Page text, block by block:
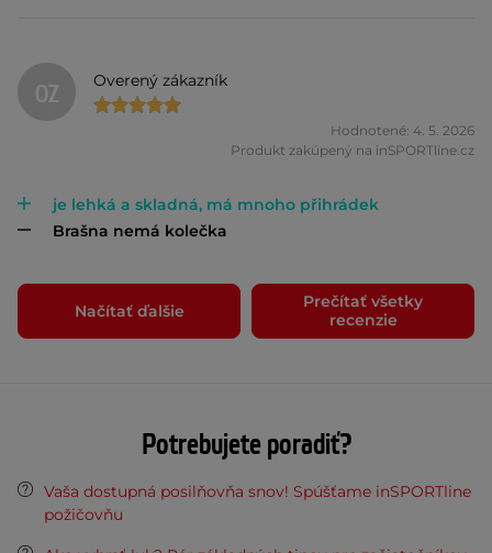
OZ Overený zákazník
Hodnotené: 4. 5. 2026
Produkt zakúpený na inSPORTline.cz
je lehká a skladná, má mnoho přihrádek
Brašna nemá kolečka
Načítať ďalšie
Prečítať všetky
recenzie
Potrebujete poradiť?
Vaša dostupná posilňovňa snov! Spúšťame inSPORTline
požičovňu